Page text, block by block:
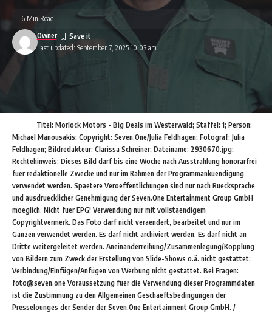
Last updated: September 7, 2025 10:03 am
Owner
6 Min Read
Titel: Morlock Motors - Big Deals im Westerwald; Staffel: 1; Person:
Michael Manousakis; Copyright: Seven.One/Julia Feldhagen; Fotograf: Julia
Feldhagen; Bildredakteur: Clarissa Schreiner; Dateiname: 2930670.jpg;
Rechtehinweis: Dieses Bild darf bis eine Woche nach Ausstrahlung honorarfrei
fuer redaktionelle Zwecke und nur im Rahmen der Programmankuendigung
verwendet werden. Spaetere Veroeffentlichungen sind nur nach Ruecksprache
und ausdruecklicher Genehmigung der Seven.One Entertainment Group GmbH
moeglich. Nicht fuer EPG! Verwendung nur mit vollstaendigem
Copyrightvermerk. Das Foto darf nicht veraendert, bearbeitet und nur im
Ganzen verwendet werden. Es darf nicht archiviert werden. Es darf nicht an
Dritte weitergeleitet werden. Aneinanderreihung/Zusammenlegung/Kopplung
von Bildern zum Zweck der Erstellung von Slide-Shows o.ä. nicht gestattet;
Verbindung/Einfügen/Anfügen von Werbung nicht gestattet. Bei Fragen:
foto@seven.one Voraussetzung fuer die Verwendung dieser Programmdaten
ist die Zustimmung zu den Allgemeinen Geschaeftsbedingungen der
Presselounges der Sender der Seven.One Entertainment Group GmbH. /